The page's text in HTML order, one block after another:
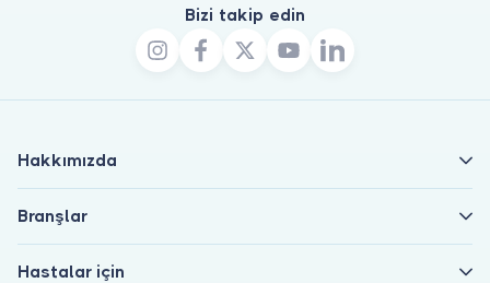
Bizi takip edin
Hakkımızda
Branşlar
Hastalar için